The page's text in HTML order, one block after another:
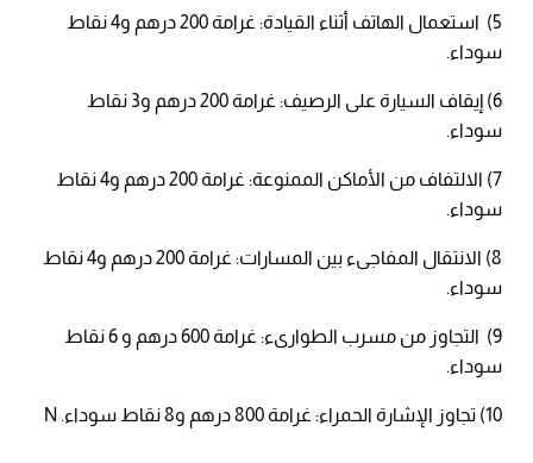
5) استعمال الهاتف أثناء القيادة:
غرامة 200 درهم و4 نقاط
سوداء.
6) إيقاف السيارة على الرصيف:
غرامة 200 درهم و3 نقاط
سوداء.
7) الالتفاف من الأماكن الممنوعة:
غرامة 200 درهم و4 نقاط
سوداء.
8) الانتقال المفاجىء بين المسارات:
غرامة 200 درهم و4 نقاط
سوداء.
9) التجاوز من مسرب الطوارىء:
غرامة 600 درهم و 6 نقاط
سوداء.
10) تجاوز الإشارة الحمراء: غرامة 800 درهم و8 نقاط سوداء. N